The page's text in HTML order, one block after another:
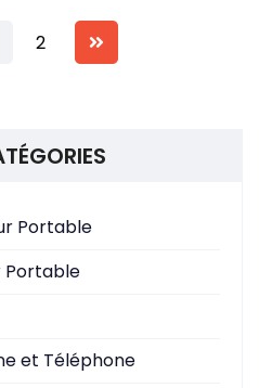
2
Portable
Portable
et Téléphone